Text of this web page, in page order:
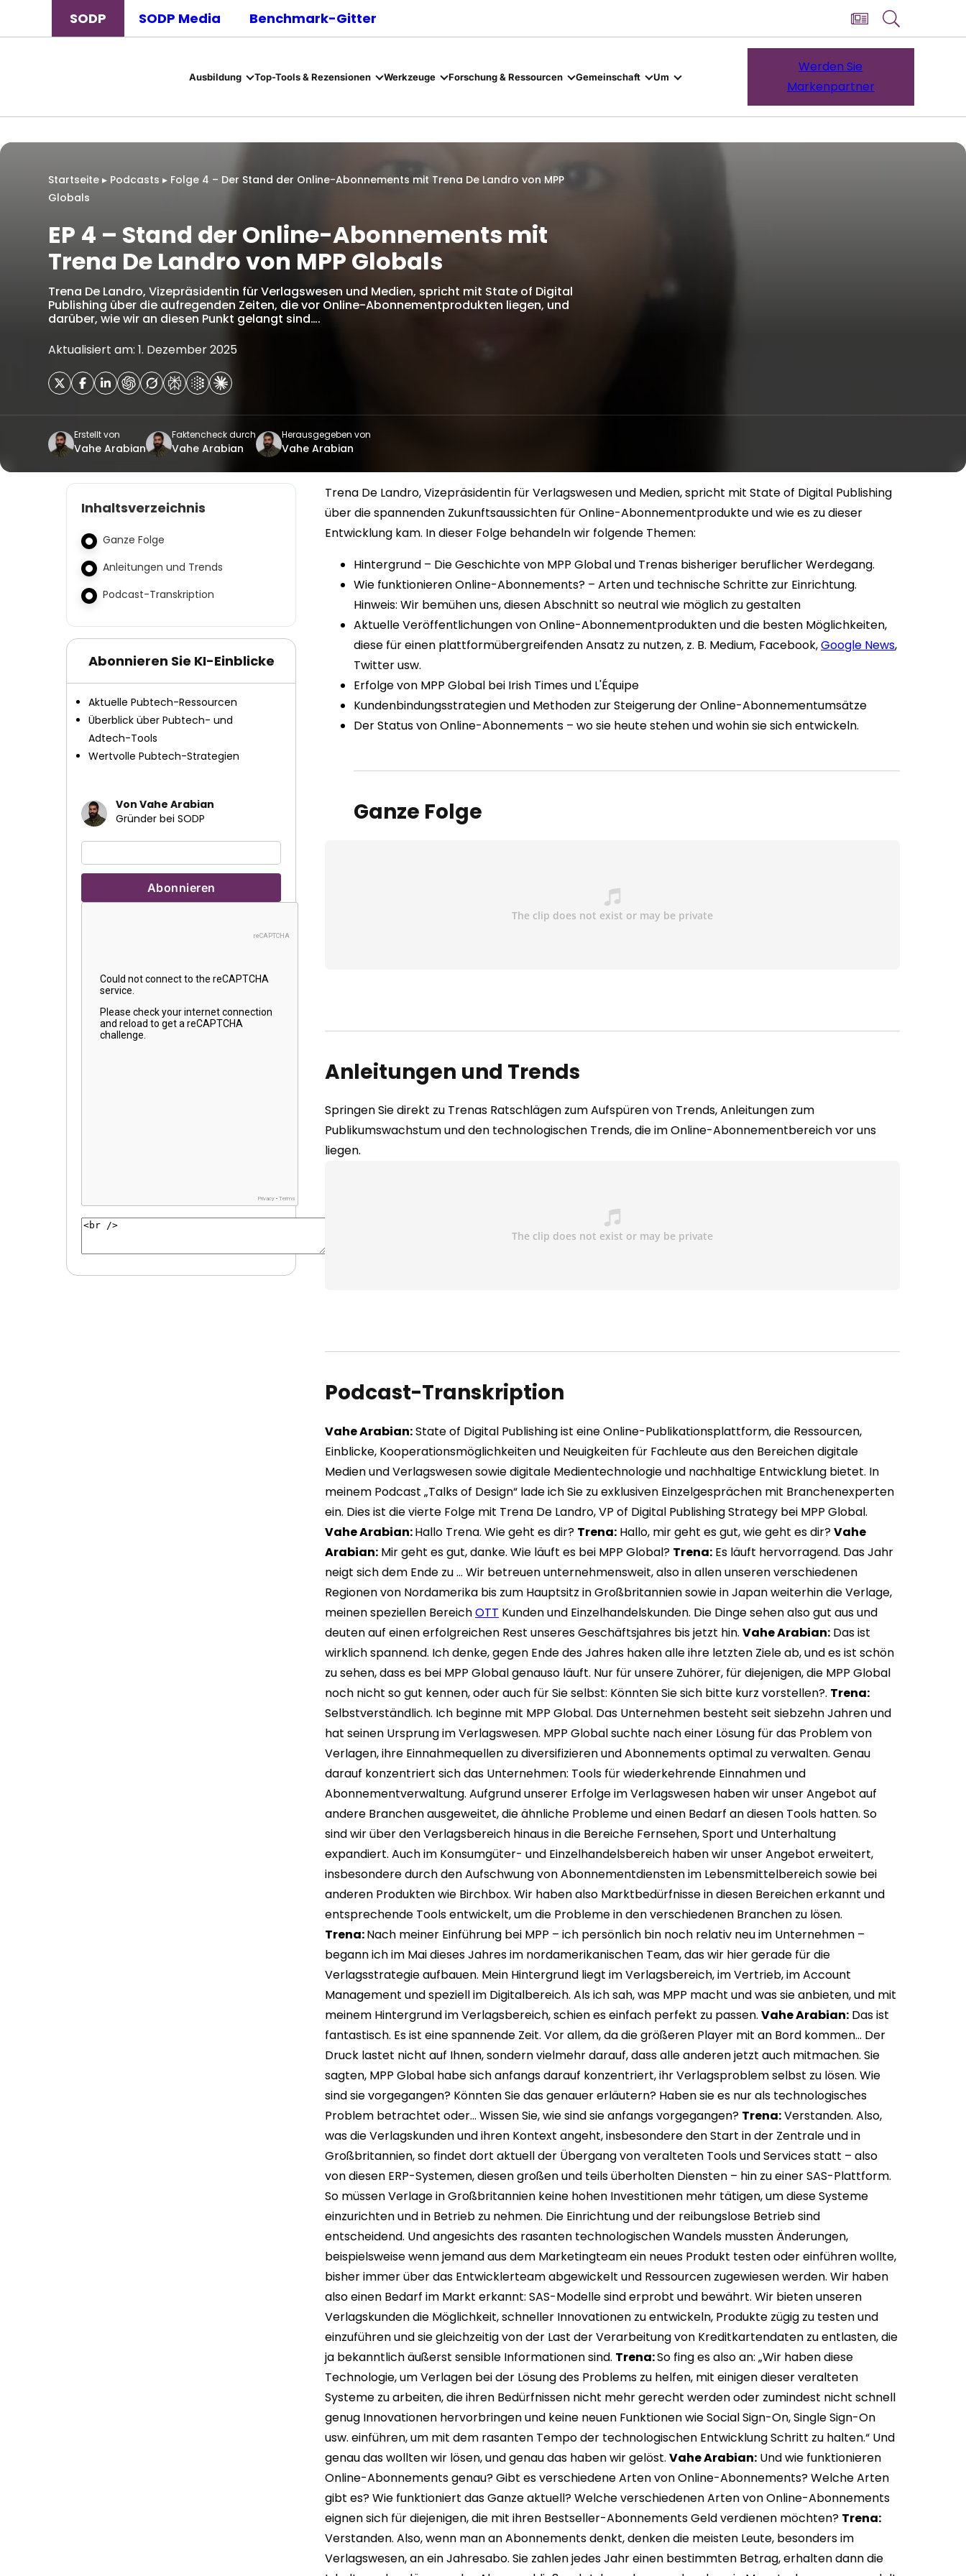
SODP SODP Media Benchmark-Gitter
Ausbildung Top-Tools & Rezensionen Werkzeuge Forschung & Ressourcen Gemeinschaft Um
Werden Sie
Markenpartner
Startseite ▸ Podcasts ▸ Folge 4 – Der Stand der Online-Abonnements mit Trena De Landro von MPP
Globals
EP 4 – Stand der Online-Abonnements mit
Trena De Landro von MPP Globals
Trena De Landro, Vizepräsidentin für Verlagswesen und Medien, spricht mit State of Digital
Publishing über die aufregenden Zeiten, die vor Online-Abonnementprodukten liegen, und
darüber, wie wir an diesen Punkt gelangt sind….
Aktualisiert am: 1. Dezember 2025
Erstellt von
Vahe Arabian
Faktencheck durch
Vahe Arabian
Herausgegeben von
Vahe Arabian
Inhaltsverzeichnis
Ganze Folge
Anleitungen und Trends
Podcast-Transkription
Abonnieren Sie KI-Einblicke
Aktuelle Pubtech-Ressourcen
Überblick über Pubtech- und
Adtech-Tools
Wertvolle Pubtech-Strategien
Von Vahe Arabian
Gründer bei SODP
Trena De Landro, Vizepräsidentin für Verlagswesen und Medien, spricht mit State of Digital Publishing
über die spannenden Zukunftsaussichten für Online-Abonnementprodukte und wie es zu dieser
Entwicklung kam. In dieser Folge behandeln wir folgende Themen:
Hintergrund – Die Geschichte von MPP Global und Trenas bisheriger beruflicher Werdegang.
Wie funktionieren Online-Abonnements? – Arten und technische Schritte zur Einrichtung.
Hinweis: Wir bemühen uns, diesen Abschnitt so neutral wie möglich zu gestalten
Aktuelle Veröffentlichungen von Online-Abonnementprodukten und die besten Möglichkeiten,
diese für einen plattformübergreifenden Ansatz zu nutzen, z. B. Medium, Facebook,Google News,
Twitter usw.
Erfolge von MPP Global bei Irish Times und L'Équipe
Kundenbindungsstrategien und Methoden zur Steigerung der Online-Abonnementumsätze
Der Status von Online-Abonnements – wo sie heute stehen und wohin sie sich entwickeln.
Ganze Folge
Anleitungen und Trends
Springen Sie direkt zu Trenas Ratschlägen zum Aufspüren von Trends, Anleitungen zum
Publikumswachstum und den technologischen Trends, die im Online-Abonnementbereich vor uns
liegen.
Podcast-Transkription
Vahe Arabian:State of Digital Publishing ist eine Online-Publikationsplattform, die Ressourcen,
Einblicke, Kooperationsmöglichkeiten und Neuigkeiten für Fachleute aus den Bereichen digitale
Medien und Verlagswesen sowie digitale Medientechnologie und nachhaltige Entwicklung bietet. In
meinem Podcast „Talks of Design“ lade ich Sie zu exklusiven Einzelgesprächen mit Branchenexperten
ein. Dies ist die vierte Folge mit Trena De Landro, VP of Digital Publishing Strategy bei MPP Global.
Vahe Arabian:Hallo Trena. Wie geht es dir? Trena: Hallo, mir geht es gut, wie geht es dir?Vahe
Arabian: Mir geht es gut, danke. Wie läuft es bei MPP Global? Trena: Es läuft hervorragend. Das Jahr
neigt sich dem Ende zu … Wir betreuen unternehmensweit, also in allen unseren verschiedenen
Regionen von Nordamerika bis zum Hauptsitz in Großbritannien sowie in Japan weiterhin die Verlage,
meinen speziellen BereichOTT Kunden und Einzelhandelskunden. Die Dinge sehen also gut aus und
deuten auf einen erfolgreichen Rest unseres Geschäftsjahres bis jetzt hin. Vahe Arabian: Das ist
wirklich spannend. Ich denke, gegen Ende des Jahres haken alle ihre letzten Ziele ab, und es ist schön
zu sehen, dass es bei MPP Global genauso läuft. Nur für unsere Zuhörer, für diejenigen, die MPP Global
noch nicht so gut kennen, oder auch für Sie selbst: Könnten Sie sich bitte kurz vorstellen?. Trena:
Selbstverständlich. Ich beginne mit MPP Global. Das Unternehmen besteht seit siebzehn Jahren und
hat seinen Ursprung im Verlagswesen. MPP Global suchte nach einer Lösung für das Problem von
Verlagen, ihre Einnahmequellen zu diversifizieren und Abonnements optimal zu verwalten. Genau
darauf konzentriert sich das Unternehmen: Tools für wiederkehrende Einnahmen und
Abonnementverwaltung. Aufgrund unserer Erfolge im Verlagswesen haben wir unser Angebot auf
andere Branchen ausgeweitet, die ähnliche Probleme und einen Bedarf an diesen Tools hatten. So
sind wir über den Verlagsbereich hinaus in die Bereiche Fernsehen, Sport und Unterhaltung
expandiert. Auch im Konsumgüter- und Einzelhandelsbereich haben wir unser Angebot erweitert,
insbesondere durch den Aufschwung von Abonnementdiensten im Lebensmittelbereich sowie bei
anderen Produkten wie Birchbox. Wir haben also Marktbedürfnisse in diesen Bereichen erkannt und
entsprechende Tools entwickelt, um die Probleme in den verschiedenen Branchen zu lösen.
Trena:Nach meiner Einführung bei MPP – ich persönlich bin noch relativ neu im Unternehmen –
begann ich im Mai dieses Jahres im nordamerikanischen Team, das wir hier gerade für die
Verlagsstrategie aufbauen. Mein Hintergrund liegt im Verlagsbereich, im Vertrieb, im Account
Management und speziell im Digitalbereich. Als ich sah, was MPP macht und was sie anbieten, und mit
meinem Hintergrund im Verlagsbereich, schien es einfach perfekt zu passen. Vahe Arabian: Das ist
fantastisch. Es ist eine spannende Zeit. Vor allem, da die größeren Player mit an Bord kommen… Der
Druck lastet nicht auf Ihnen, sondern vielmehr darauf, dass alle anderen jetzt auch mitmachen. Sie
sagten, MPP Global habe sich anfangs darauf konzentriert, ihr Verlagsproblem selbst zu lösen. Wie
sind sie vorgegangen? Könnten Sie das genauer erläutern? Haben sie es nur als technologisches
Problem betrachtet oder… Wissen Sie, wie sind sie anfangs vorgegangen? Trena:Verstanden. Also,
was die Verlagskunden und ihren Kontext angeht, insbesondere den Start in der Zentrale und in
Großbritannien, so findet dort aktuell der Übergang von veralteten Tools und Services statt – also
von diesen ERP-Systemen, diesen großen und teils überholten Diensten – hin zu einer SAS-Plattform.
So müssen Verlage in Großbritannien keine hohen Investitionen mehr tätigen, um diese Systeme
einzurichten und in Betrieb zu nehmen. Die Einrichtung und der reibungslose Betrieb sind
entscheidend. Und angesichts des rasanten technologischen Wandels mussten Änderungen,
beispielsweise wenn jemand aus dem Marketingteam ein neues Produkt testen oder einführen wollte,
bisher immer über das Entwicklerteam abgewickelt und Ressourcen zugewiesen werden. Wir haben
also einen Bedarf im Markt erkannt: SAS-Modelle sind erprobt und bewährt. Wir bieten unseren
Verlagskunden die Möglichkeit, schneller Innovationen zu entwickeln, Produkte zügig zu testen und
einzuführen und sie gleichzeitig von der Last der Verarbeitung von Kreditkartendaten zu entlasten, die
ja bekanntlich äußerst sensible Informationen sind. Trena:So fing es also an: „Wir haben diese
Technologie, um Verlagen bei der Lösung des Problems zu helfen, mit einigen dieser veralteten
Systeme zu arbeiten, die ihren Bedürfnissen nicht mehr gerecht werden oder zumindest nicht schnell
genug Innovationen hervorbringen und keine neuen Funktionen wie Social Sign-On, Single Sign-On
usw. einführen, um mit dem rasanten Tempo der technologischen Entwicklung Schritt zu halten.“ Und
genau das wollten wir lösen, und genau das haben wir gelöst. Vahe Arabian: Und wie funktionieren
Online-Abonnements genau? Gibt es verschiedene Arten von Online-Abonnements? Welche Arten
gibt es? Wie funktioniert das Ganze aktuell? Welche verschiedenen Arten von Online-Abonnements
eignen sich für diejenigen, die mit ihren Bestseller-Abonnements Geld verdienen möchten? Trena:
Verstanden. Also, wenn man an Abonnements denkt, denken die meisten Leute, besonders im
Verlagswesen, an ein Jahresabo. Sie zahlen jedes Jahr einen bestimmten Betrag, erhalten dann die